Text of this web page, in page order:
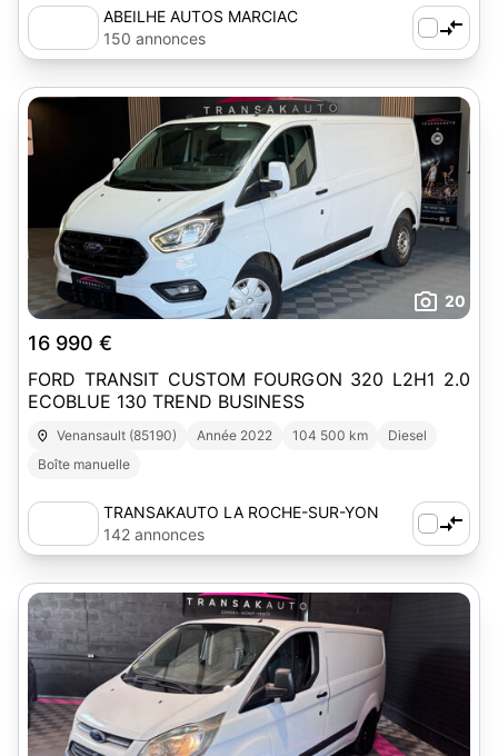
ABEILHE AUTOS MARCIAC
150 annonces
20
16 990 €
FORD TRANSIT CUSTOM FOURGON 320 L2H1 2.0
ECOBLUE 130 TREND BUSINESS
Venansault (85190) Année 2022 104 500 km
Diesel
Boîte manuelle
TRANSAKAUTO LA ROCHE-SUR-YON
142 annonces